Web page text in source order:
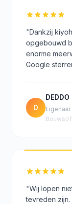
"Dankzij
opgebouwd
enorme
Google
D
DEDDO
Eigenaar
"Wij lopen
tevreden